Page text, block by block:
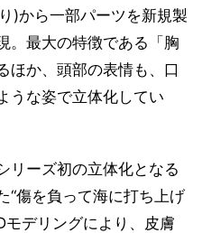
から一部パーツを新規製
。最大の特徴である「胸
ほか、頭部の表情も、口
うな姿で立体化してい
リーズ初の立体化となる
“傷を負って海に打ち上げ
モデリングにより、皮膚